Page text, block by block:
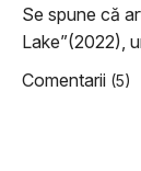
Se spune că
Lake”(2022),
Comentarii (5)